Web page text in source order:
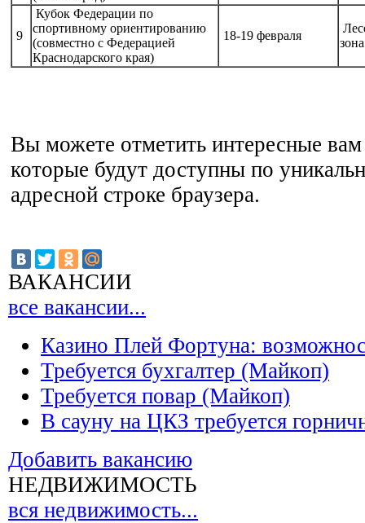
9
Кубок Федерации по
спортивному ориентированию
(совместно с Федерацией
Краснодарского края)
18-19 февраля
Вы можете отметить интересные
которые будут доступны по
адресной строке браузера.
ВАКАНСИИ
все вакансии...
Казино Плей Фортуна:
Требуется бухгалтер (Майкоп)
Требуется повар (Майкоп)
В сауну на ЦКЗ требуется
Добавить вакансию
НЕДВИЖИМОСТЬ
вся недвижимость...